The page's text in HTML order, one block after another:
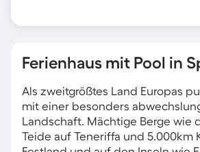
Ferienhaus mit Pool in
Als zweitgrößtes Land Europas
mit einer besonders
Landschaft. Mächtige Berge wie
Teide auf Teneriffa und 5.000km